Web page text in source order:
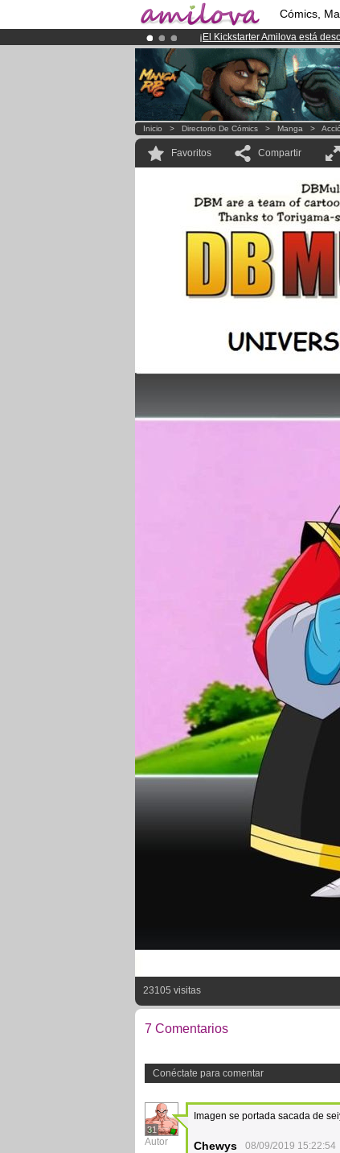
Cómics,
¡ El Kickstarter Amilova está
¡Ya tenemos 134393miembros
¡Conviertete en Premium por
Inicio > Directorio De Cómics > Manga >
Favoritos Compartir
23105 visitas
7 Comentarios
Conéctate para comentar
31
Autor
Imagen se portada sacada de
Chewys 08/09/2019 15:22:54